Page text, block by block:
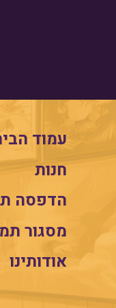
עמוד
חנות
הדפסה
מסגור
אודותינו